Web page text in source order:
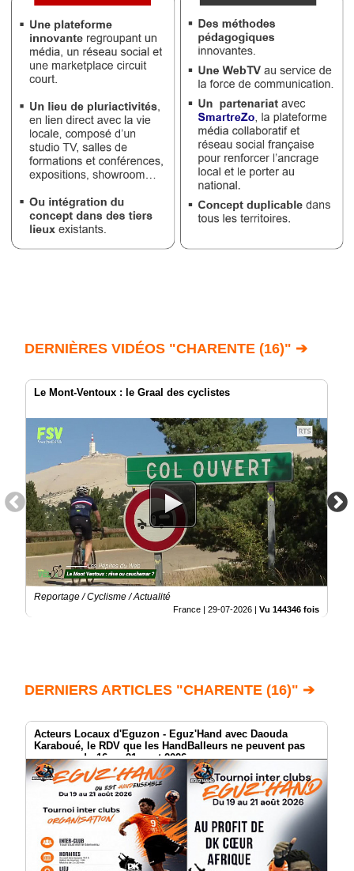
DERNIÈRES VIDÉOS "CHARENTE (16)" ➔
Le Mont-Ventoux : le Graal des cyclistes
Reportage / Cyclisme / Actualité
France | 29-07-2026 | Vu 144346 fois
DERNIERS ARTICLES "CHARENTE (16)" ➔
Acteurs Locaux d'Eguzon - Eguz'Hand avec Daouda
Karaboué, le RDV que les HandBalleurs ne peuvent pas
manquer du 16 au 21 aout 2026